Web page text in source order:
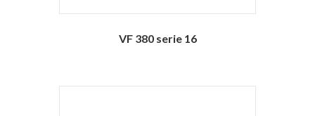
VF 380 serie 16